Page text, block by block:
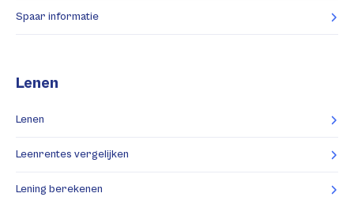
Spaar informatie
Lenen
Lenen
Leenrentes vergelijken
Lening berekenen